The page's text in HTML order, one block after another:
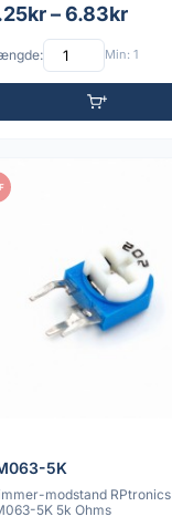
– 6.83kr
Min: 1
5K
modstand RPtronics
5K 5k Ohms